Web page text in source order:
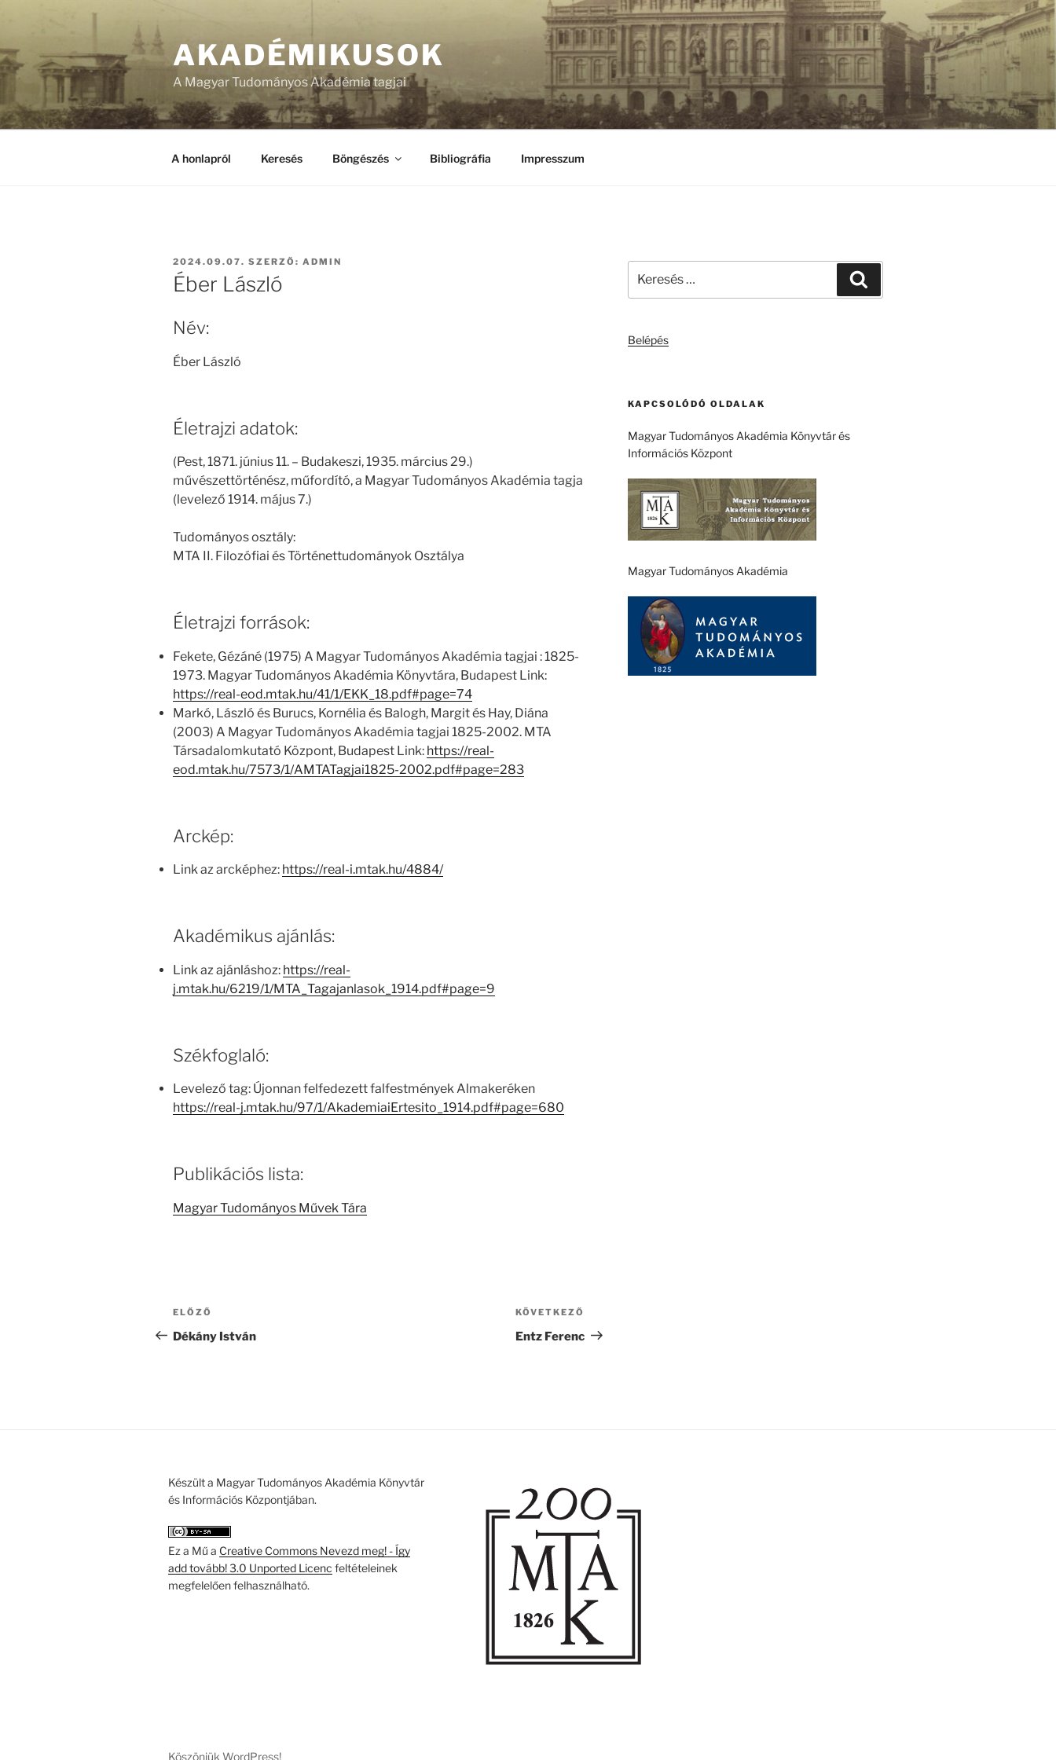
AKADÉMIKUSOK
A Magyar Tudományos Akadémia tagjai
A honlapról Keresés Böngészés Bibliográfia Impresszum
BEKÜLDVE:
2024.09.07. SZERZŐ: ADMIN
Éber László
Név:
Éber László
Életrajzi adatok:
(Pest, 1871. június 11. – Budakeszi, 1935. március 29.)
művészettörténész, műfordító, a Magyar Tudományos Akadémia tagja
(levelező 1914. május 7.)
Tudományos osztály:
MTA II. Filozófiai és Történettudományok Osztálya
Életrajzi források:
Fekete, Gézáné (1975) A Magyar Tudományos Akadémia tagjai : 1825-
1973. Magyar Tudományos Akadémia Könyvtára, Budapest Link:
https://real-eod.mtak.hu/41/1/EKK_18.pdf#page=74
Markó, László és Burucs, Kornélia és Balogh, Margit és Hay, Diána
(2003) A Magyar Tudományos Akadémia tagjai 1825-2002. MTA
Társadalomkutató Központ, Budapest Link: https://real-
eod.mtak.hu/7573/1/AMTATagjai1825-2002.pdf#page=283
Arckép:
Link az arcképhez: https://real-i.mtak.hu/4884/
Akadémikus ajánlás:
Link az ajánláshoz: https://real-
j.mtak.hu/6219/1/MTA_Tagajanlasok_1914.pdf#page=9
Székfoglaló:
Levelező tag: Újonnan felfedezett falfestmények Almakeréken
https://real-j.mtak.hu/97/1/AkademiaiErtesito_1914.pdf#page=680
Publikációs lista:
Magyar Tudományos Művek Tára
Bejegyzés
navigáció
Korábbi
bejegyzés
ELŐZŐ
Dékány István
bejegyzés
KÖVETKEZŐ
Entz Ferenc
következő
Belépés
KAPCSOLÓDÓ OLDALAK
Magyar Tudományos Akadémia Könyvtár és
Információs Központ
Magyar Tudományos Akadémia
Készült a Magyar Tudományos Akadémia Könyvtár
és Információs Központjában.
Ez a Mű a Creative Commons Nevezd meg! - Így
add tovább! 3.0 Unported Licenc feltételeinek
megfelelően felhasználható.
Köszönjük WordPress!